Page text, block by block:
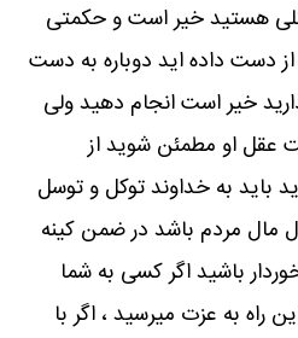
هستید خیر است و حکمتی
دست داده اید دوباره به دست
خیر است انجام دهید ولی
عقل او مطمئن شوید از
باید به خداوند توکل و توسل
مال مردم باشد در ضمن کینه
باشید اگر کسی به شما
راه به عزت میرسید ، اگر با